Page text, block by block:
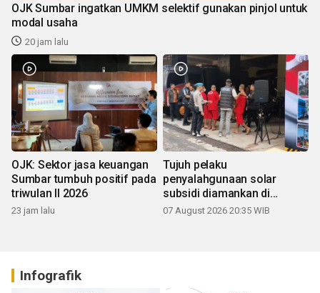
OJK Sumbar ingatkan UMKM selektif gunakan pinjol untuk
modal usaha
20 jam lalu
OJK: Sektor jasa keuangan
Sumbar tumbuh positif pada
triwulan II 2026
23 jam lalu
Tujuh pelaku
penyalahgunaan solar
subsidi diamankan di
Sumbar
07 August 2026 20:35 WIB
Infografik